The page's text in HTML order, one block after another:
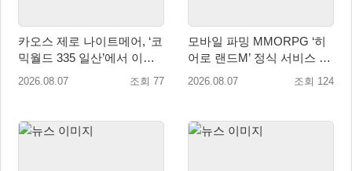
카오스 제로 나이트메어, ‘코
믹월드 335 일산’에서 이용
자 소통 예고
2026.08.07 조회 77
모바일 파밍 MMORPG ‘히
어로 랜드M’ 정식 서비스 돌
입
2026.08.07 조회 124